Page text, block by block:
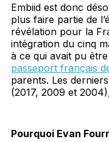
Embiid est donc
plus faire partie de
révélation pour la
intégration du cinq
à ce qui avait pu
passeport français
parents. Les
(2017, 2009 et
Pourquoi Evan